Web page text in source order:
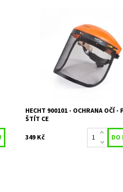
Ochrana očí - přední štít,
Na objednání,
do 3 dnů
964
HECHT
HECHT 900101 - OCHRANA OČÍ -
ŠTÍT CE
349 Kč